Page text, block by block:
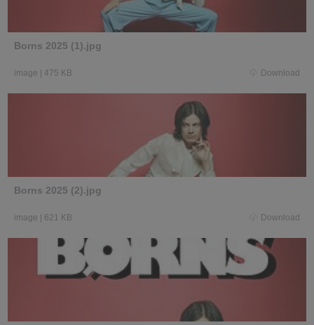
Borns 2025 (1).jpg
image | 475 KB Download
Borns 2025 (2).jpg
image | 621 KB Download